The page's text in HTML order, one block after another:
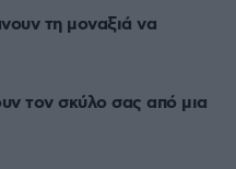
τη μοναξιά να
τον σκύλο σας από μια